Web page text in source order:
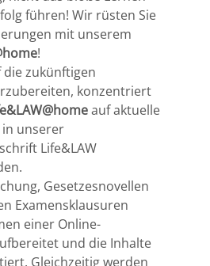
führen! Wir rüsten Sie
mit unserem
!
die zukünftigen
konzentriert
auf aktuelle
in unserer
Life&LAW
Gesetzesnovellen
Examensklausuren
einer Online-
und die Inhalte
Gleichzeitig werden